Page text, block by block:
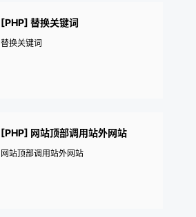
[PHP] 替换关键词
替换关键词
[PHP] 网站顶部调用站外网站
网站顶部调用站外网站